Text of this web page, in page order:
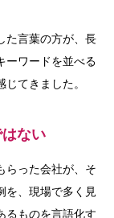
た言葉の方が、長
ーワードを並べる
てきました。
ない
らった会社が、そ
を、現場で多く見
るものを言語化す